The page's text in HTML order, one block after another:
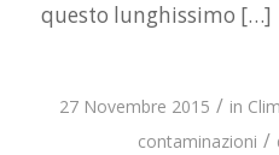
questo lunghissimo […]
27 Novembre 2015 / in
contaminazioni /